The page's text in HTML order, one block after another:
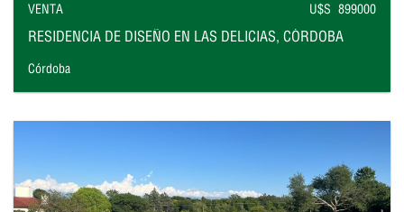
VENTA U$S 899000
RESIDENCIA DE DISEÑO EN LAS DELICIAS, CÓRDOBA
Córdoba